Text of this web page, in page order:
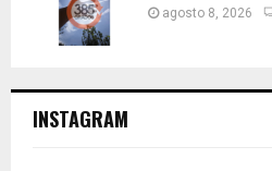
agosto 8, 2026
INSTAGRAM